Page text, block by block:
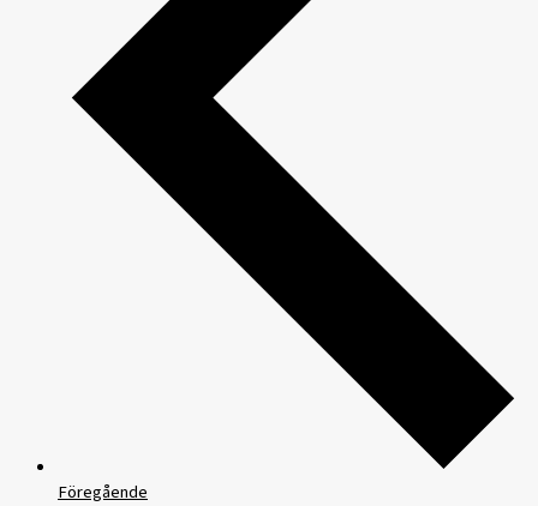
Föregående